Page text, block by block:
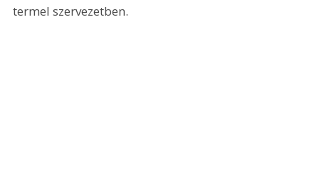
termel szervezetben.